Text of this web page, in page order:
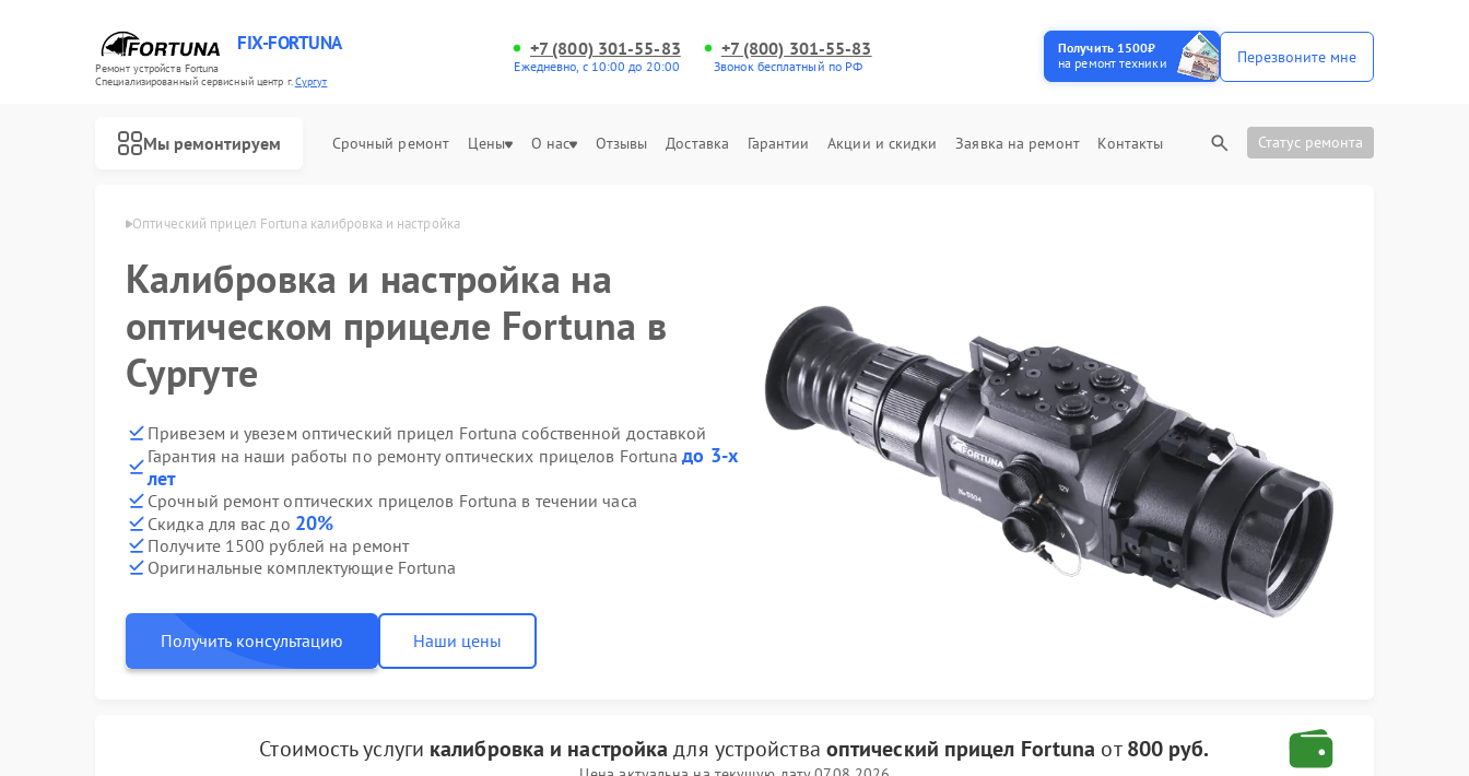
FIX-FORTUNA
Ремонт устройств Fortuna
Специализированный cервисный центр г.Сургут
+7 (800) 301-55-83
Ежедневно, с 10:00 до 20:00
+7 (800) 301-55-83
Звонок бесплатный по РФ
Получить 1500₽
на ремонт техники
Перезвоните мне
Мы ремонтируем Срочный ремонт Цены О нас Отзывы Доставка Гарантии Акции и скидки Заявка на ремонт Контакты Статус ремонта
Fortuna в Сургуте Оптический прицел Fortuna калибровка и настройка
Калибровка и настройка на
оптическом прицеле Fortuna в
Сургуте
Привезем и увезем оптический прицел Fortuna собственной доставкой
Гарантия на наши работы по ремонту оптических прицелов Fortunaдо 3-х
лет
Срочный ремонт оптических прицелов Fortuna в течении часа
Скидка для вас до 20%
Получите 1500 рублей на ремонт
Оригинальные комплектующие Fortuna
Получить консультацию Наши цены
Стоимость услуги калибровка и настройка для устройства оптический прицел Fortuna от800 руб.